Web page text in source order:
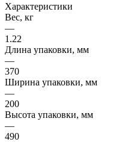
Характеристики
Вес, кг
—
1.22
Длина упаковки, мм
—
370
Ширина упаковки, мм
—
200
Высота упаковки, мм
—
490